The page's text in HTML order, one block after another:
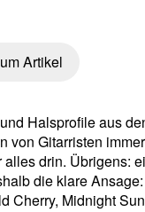
Artikel
Halsprofile aus
von Gitarristen
drin. Übrigens:
die klare
Cherry, Midnight